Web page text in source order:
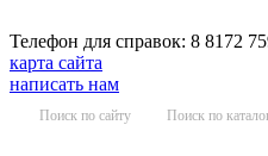
Телефон для справок: 8 8172
карта сайта
написать нам
Поиск по сайту Поиск по